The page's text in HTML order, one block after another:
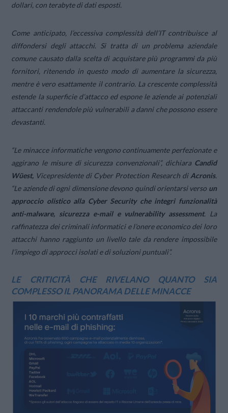
dollari, con terabyte di dati esposti.
Come anticipato, l’eccessiva complessità dell’IT contribuisce al
diffondersi degli attacchi. Si tratta di un problema aziendale
comune causato dalla scelta di acquistare più programmi da più
fornitori, ritenendo in questo modo di aumentare la sicurezza,
mentre è vero esattamente il contrario. La crescente complessità
estende la superficie d’attacco ed espone le aziende ai potenziali
attaccanti rendendole più vulnerabili a danni che possono essere
devastanti.
“Le minacce informatiche vengono continuamente perfezionate e
aggirano le misure di sicurezza convenzionali”,dichiara Candid
Wüest, Vicepresidente di Cyber Protection Research di Acronis.
“Le aziende di ogni dimensione devono quindi orientarsi verso un
approccio olistico alla Cyber Security che integri funzionalità
anti-malware, sicurezza e-mail e vulnerability assessment. La
raffinatezza dei criminali informatici e l’onere economico dei loro
attacchi hanno raggiunto un livello tale da rendere impossibile
l’impiego di approcci isolati e di soluzioni puntuali”.
LE CRITICITÀ CHE RIVELANO QUANTO SIA
COMPLESSO IL PANORAMA DELLE MINACCE